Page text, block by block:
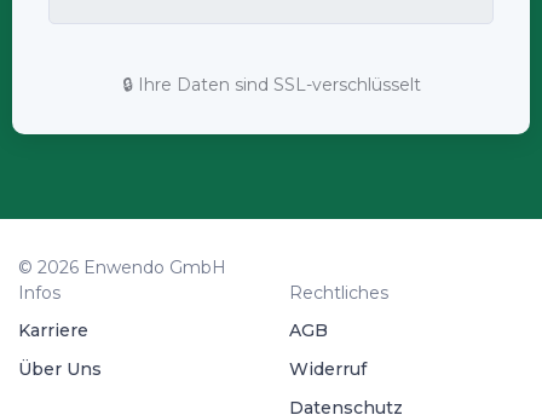
🔒 Ihre Daten sind SSL-verschlüsselt
© 2026 Enwendo GmbH
Infos
Karriere
Über Uns
Rechtliches
AGB
Widerruf
Datenschutz